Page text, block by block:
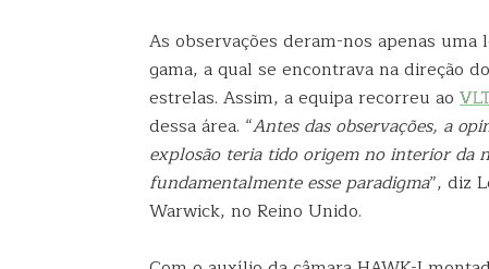
As observações deram-nos apenas uma
gama, a qual se encontrava na direção
estrelas. Assim, a equipa recorreu ao
dessa área. “Antes das observações, a
explosão teria tido origem no interior da
fundamentalmente esse paradigma”, diz
Warwick, no Reino Unido.